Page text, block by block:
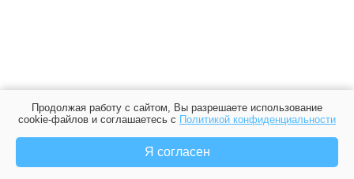
Продолжая работу с сайтом, Вы разрешаете использование
cookie-файлов и соглашаетесь с Политикой конфиденциальности
Я согласен